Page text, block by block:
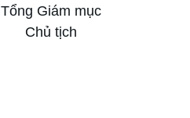
Tổng Giám mục
Chủ tịch